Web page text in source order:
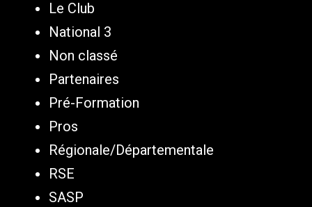
Le Club
National 3
Non classé
Partenaires
Pré-Formation
Pros
Régionale/Départementale
RSE
SASP